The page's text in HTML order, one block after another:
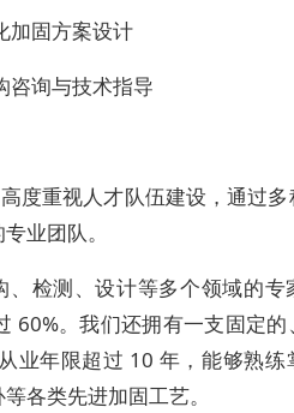
加固方案设计
咨询与技术指导
度重视人才队伍建设，通过
业团队。
检测、设计等多个领域的专
60%。我们还拥有一支固定
业年限超过 10 年，能够熟练
各类先进加固工艺。